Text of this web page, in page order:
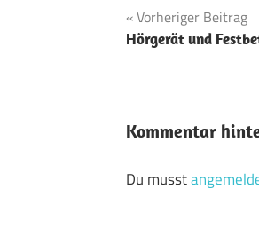
Vorheriger Beitrag
Hörgerät und
Kommentar
Du musst